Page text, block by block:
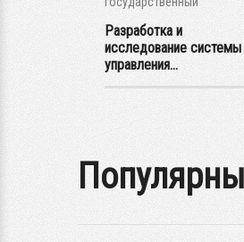
Разработка и
исследование системы
управления...